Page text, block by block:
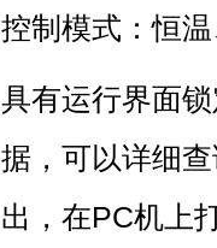
控制模式：恒温
具有运行界面锁
据，可以详
出，在PC机